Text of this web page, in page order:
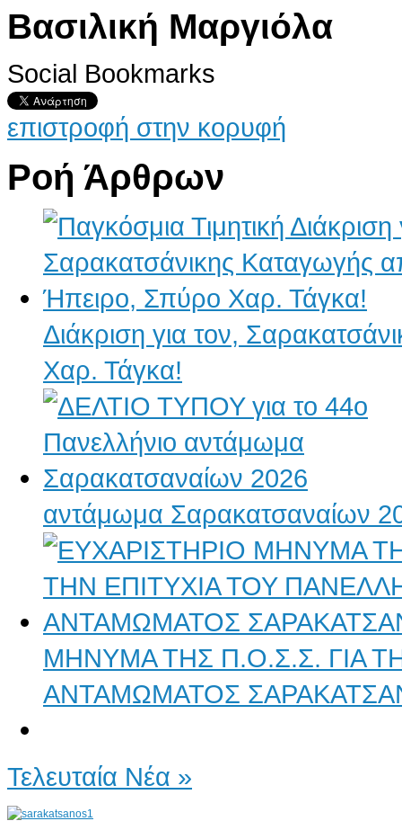
Βασιλική Μαργιόλα
Social Bookmarks
επιστροφή στην κορυφή
Ροή Άρθρων
Διάκριση για τον,
Χαρ. Τάγκα!
αντάμωμα Σαρακατσαναίων
ΜΗΝΥΜΑ ΤΗΣ Π.Ο.Σ.Σ. ΓΙΑ
ΑΝΤΑΜΩΜΑΤΟΣ
Τελευταία Νέα »